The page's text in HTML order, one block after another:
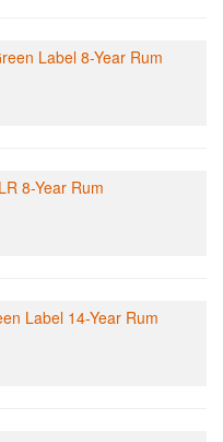
Label 8-Year Rum
8-Year Rum
Label 14-Year Rum